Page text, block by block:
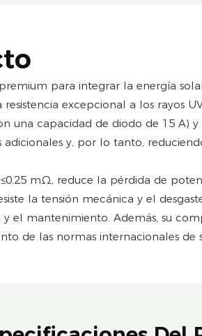
para integrar la energía
excepcional a los rayos
una capacidad de diodo de 15
y, por lo tanto,
mΩ, reduce la pérdida de
la tensión mecánica y el
el mantenimiento. Además, su
de las normas internacionales de